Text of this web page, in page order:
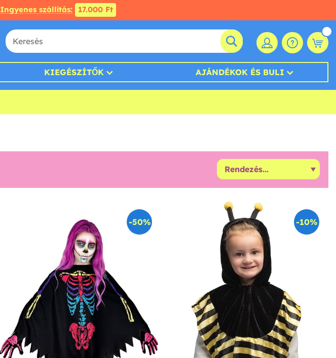
Ingyenes szállítás: 17.000 Ft
KIEGÉSZÍTŐK AJÁNDÉKOK ÉS BULI
-50% -10%